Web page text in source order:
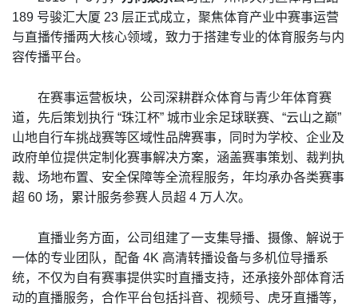
189 号骏汇大厦 23 层正式成立，聚焦体育产业中赛事运营
与直播传播两大核心领域，致力于搭建专业的体育服务与内
容传播平台。
在赛事运营板块，公司深耕群众体育与青少年体育赛
道，先后策划执行 “珠江杯” 城市业余足球联赛、“云山之巅”
山地自行车挑战赛等区域性品牌赛事，同时为学校、企业及
政府单位提供定制化赛事解决方案，涵盖赛事策划、裁判执
裁、场地布置、安全保障等全流程服务，年均承办各类赛事
超 60 场，累计服务参赛人员超 4 万人次。
直播业务方面，公司组建了一支集导播、摄像、解说于
一体的专业团队，配备 4K 高清转播设备与多机位导播系
统，不仅为自有赛事提供实时直播支持，还承接外部体育活
动的直播服务，合作平台包括抖音、视频号、虎牙直播等，